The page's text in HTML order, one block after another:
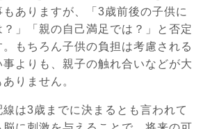
ありますが、「3歳前後の子供に
」「親の自己満足では？」と否定
もちろん子供の負担は考慮される
よりも、親子の触れ合いなどが大
りません。
は3歳までに決まるとも言われて